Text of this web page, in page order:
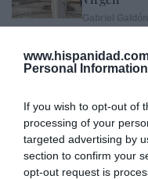
Personal Information
If you wish to opt-out of
processing of your
targeted advertising by
section to confirm your
opt-out request is
Eslovaquia
bendecido
Eulogio López
ECONOMÍA
Seamos
banco